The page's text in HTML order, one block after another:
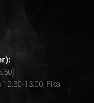
12.30-13.00, Fika